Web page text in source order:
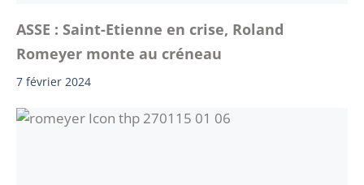
ASSE : Saint-Etienne en crise, Roland
Romeyer monte au créneau
7 février 2024